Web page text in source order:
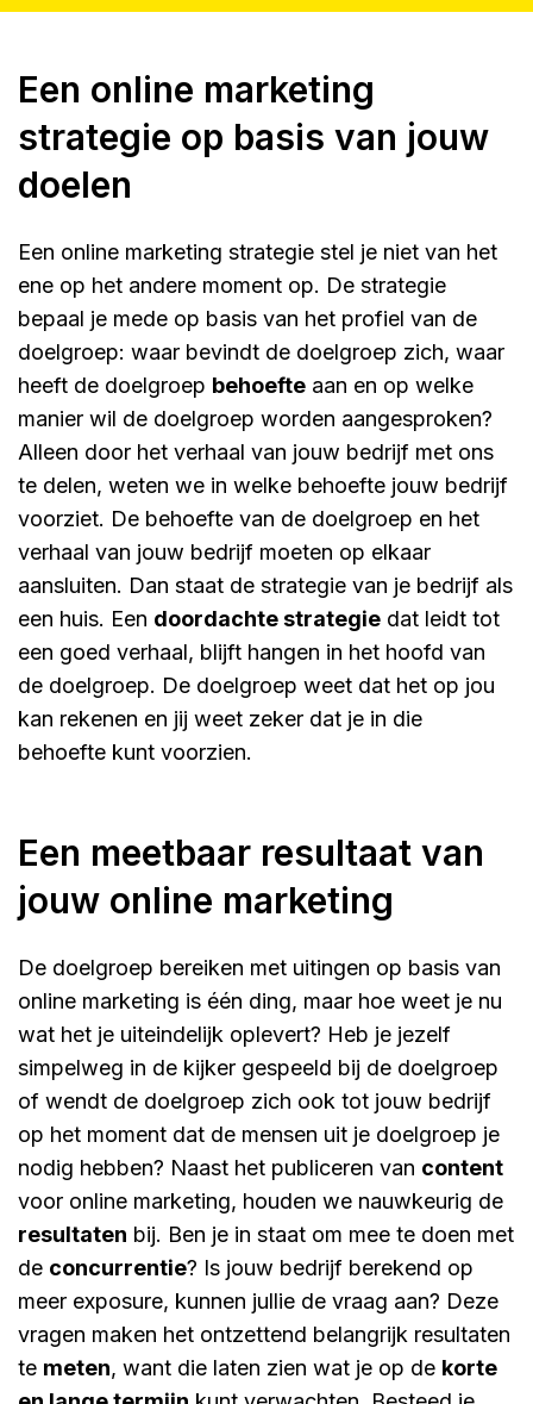
Een online marketing
strategie op basis van jouw
doelen
Een online marketing strategie stel je niet van het
ene op het andere moment op. De strategie
bepaal je mede op basis van het profiel van de
doelgroep: waar bevindt de doelgroep zich, waar
heeft de doelgroep behoefte aan en op welke
manier wil de doelgroep worden aangesproken?
Alleen door het verhaal van jouw bedrijf met ons
te delen, weten we in welke behoefte jouw bedrijf
voorziet. De behoefte van de doelgroep en het
verhaal van jouw bedrijf moeten op elkaar
aansluiten. Dan staat de strategie van je bedrijf als
een huis. Een doordachte strategie dat leidt tot
een goed verhaal, blijft hangen in het hoofd van
de doelgroep. De doelgroep weet dat het op jou
kan rekenen en jij weet zeker dat je in die
behoefte kunt voorzien.
Een meetbaar resultaat van
jouw online marketing
De doelgroep bereiken met uitingen op basis van
online marketing is één ding, maar hoe weet je nu
wat het je uiteindelijk oplevert? Heb je jezelf
simpelweg in de kijker gespeeld bij de doelgroep
of wendt de doelgroep zich ook tot jouw bedrijf
op het moment dat de mensen uit je doelgroep je
nodig hebben? Naast het publiceren van content
voor online marketing, houden we nauwkeurig de
resultaten bij. Ben je in staat om mee te doen met
de concurrentie? Is jouw bedrijf berekend op
meer exposure, kunnen jullie de vraag aan? Deze
vragen maken het ontzettend belangrijk resultaten
te meten, want die laten zien wat je op de korte